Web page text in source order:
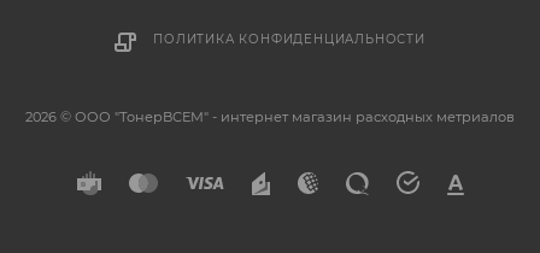
ПОЛИТИКА КОНФИДЕНЦИАЛЬНОСТИ
2026 © ООО "ТонерВСЕМ" - интернет магазин расходных метриалов